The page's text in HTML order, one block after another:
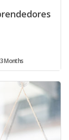
3 Months